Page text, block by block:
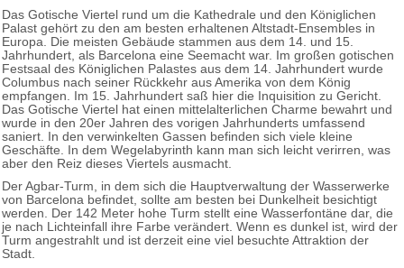
Das Gotische Viertel rund um die Kathedrale und den Königlichen
Palast gehört zu den am besten erhaltenen Altstadt-Ensembles in
Europa. Die meisten Gebäude stammen aus dem 14. und 15.
Jahrhundert, als Barcelona eine Seemacht war. Im großen gotischen
Festsaal des Königlichen Palastes aus dem 14. Jahrhundert wurde
Columbus nach seiner Rückkehr aus Amerika von dem König
empfangen. Im 15. Jahrhundert saß hier die Inquisition zu Gericht.
Das Gotische Viertel hat einen mittelalterlichen Charme bewahrt und
wurde in den 20er Jahren des vorigen Jahrhunderts umfassend
saniert. In den verwinkelten Gassen befinden sich viele kleine
Geschäfte. In dem Wegelabyrinth kann man sich leicht verirren, was
aber den Reiz dieses Viertels ausmacht.
Der Agbar-Turm, in dem sich die Hauptverwaltung der Wasserwerke
von Barcelona befindet, sollte am besten bei Dunkelheit besichtigt
werden. Der 142 Meter hohe Turm stellt eine Wasserfontäne dar, die
je nach Lichteinfall ihre Farbe verändert. Wenn es dunkel ist, wird der
Turm angestrahlt und ist derzeit eine viel besuchte Attraktion der
Stadt.